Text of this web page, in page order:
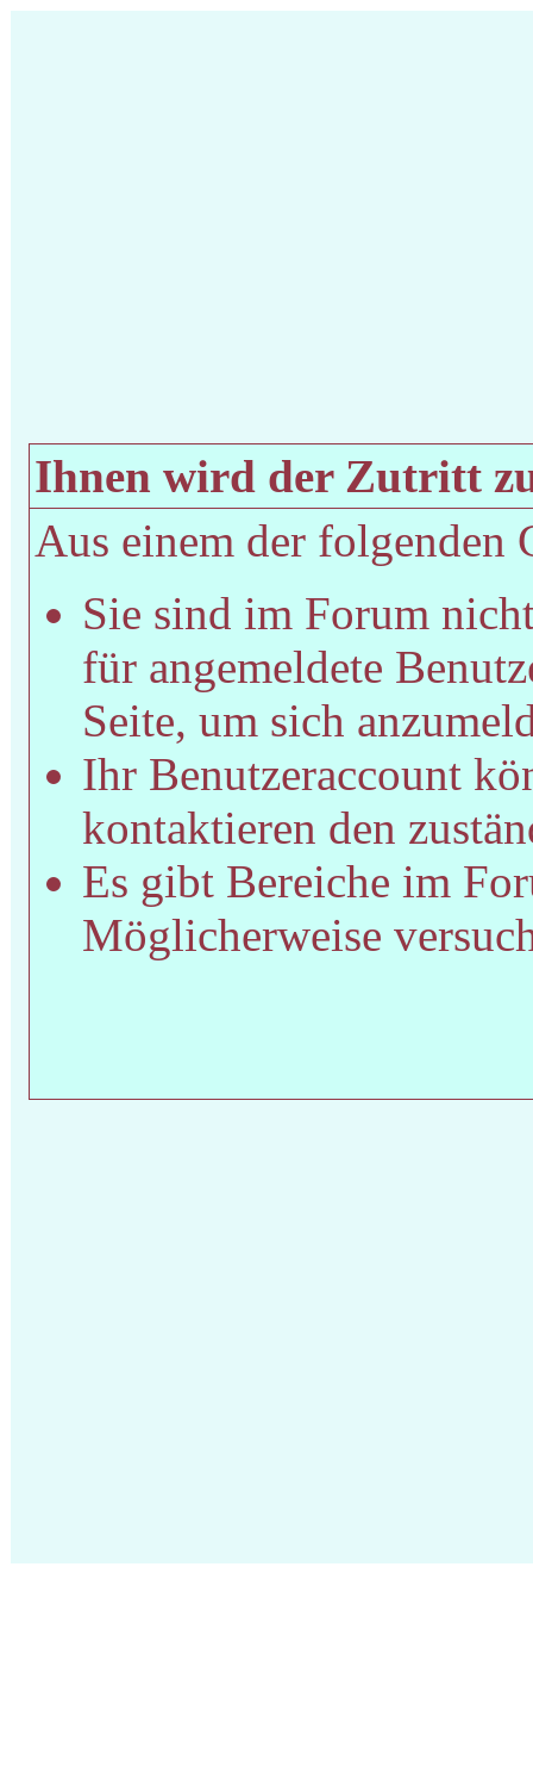
Ihnen wird der Zutritt
Aus einem der folgenden
Sie sind im Forum
für angemeldete
Seite, um sich
Ihr Benutzeraccount
kontaktieren den
Es gibt Bereiche im
Möglicherweise